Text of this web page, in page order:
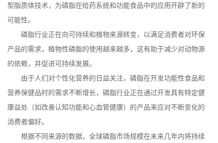
型脂质体技术，为磷脂在给药系统和功能食品中的应用开辟了新的
可能性。
磷脂行业正在向可持续和植物来源转变，以满足消费者对环保
产品的需求，植物性磷脂的使用越来越多，这有助于减少对动物源
的依赖，并促进可持续发展。
由于人们对个性化营养的日益关注，磷脂在开发功能性食品和
营养保健品时的需求不断增长，磷脂行业正在通过开发具有特定健
康益处（如改善认知功能和心血管健康）的产品来应对不断变化的
消费者偏好。
根据不同来源的数据，全球磷脂市场规模在未来几年内将持续